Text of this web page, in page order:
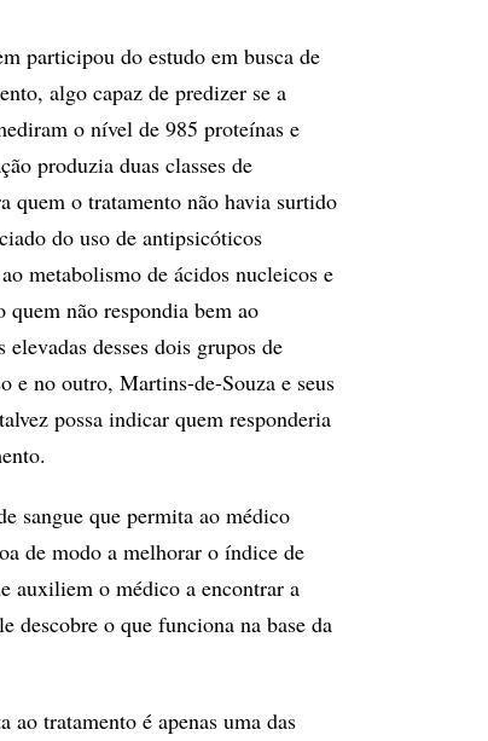
participou do estudo em busca de
algo capaz de predizer se a
o nível de 985 proteínas e
produzia duas classes de
quem o tratamento não havia surtido
do uso de antipsicóticos
metabolismo de ácidos nucleicos e
quem não respondia bem ao
desses dois grupos de
e no outro, Martins-de-Souza e seus
possa indicar quem responderia
sangue que permita ao médico
de modo a melhorar o índice de
auxiliem o médico a encontrar a
descobre o que funciona na base da
tratamento é apenas uma das